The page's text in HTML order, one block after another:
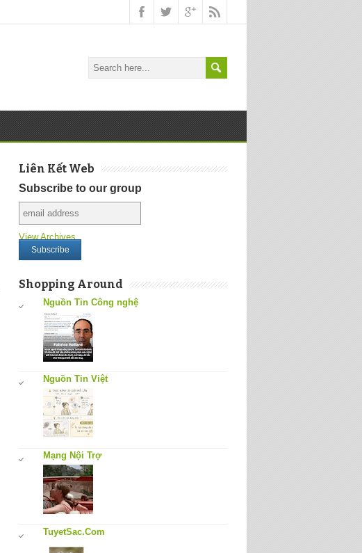
Liên Kết Web
Subscribe to our group
View Archives
Shopping Around
Nguồn Tin Công nghệ
Nguồn Tin Việt
Mạng Nội Trợ
TuyetSac.Com